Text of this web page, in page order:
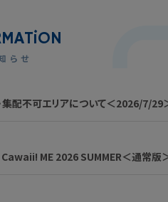
iON
らせ
配不可エリアについて＜2026/7/29
ME 2026 SUMMER＜通常版